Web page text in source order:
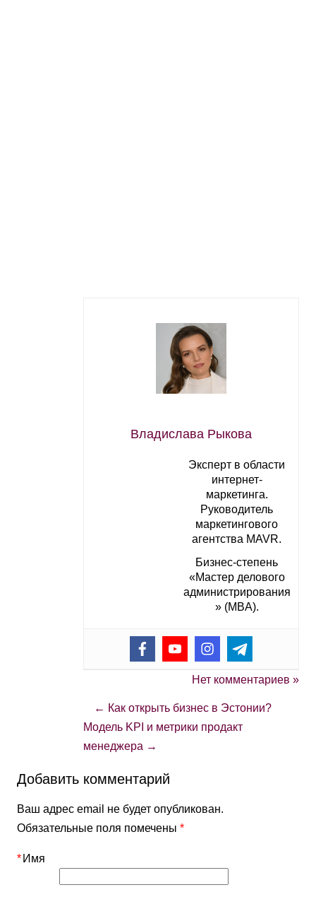
Владислава Рыкова
Эксперт в области
интернет-
маркетинга.
Руководитель
маркетингового
агентства MAVR.
Бизнес-степень
«Мастер делового
администрирования
» (MBA).
Нет комментариев »
← Как открыть бизнес в Эстонии?
Модель KPI и метрики продакт
менеджера →
Добавить комментарий
Ваш адрес email не будет опубликован.
Обязательные поля помечены*
Имя
*